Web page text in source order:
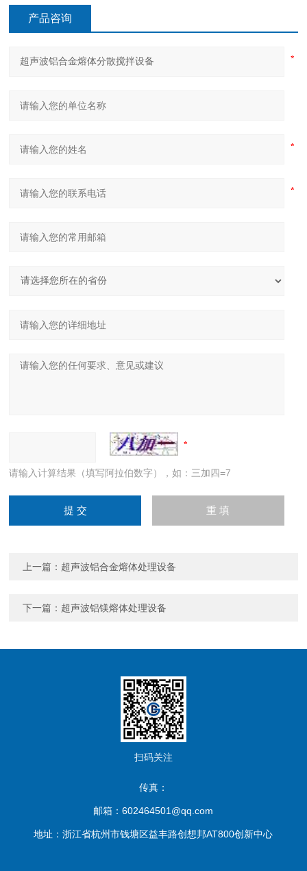
产品咨询
请输入计算结果（填写阿拉伯数字），如：三加四=7
上一篇： 超声波铝合金熔体处理设备
下一篇： 超声波铝镁熔体处理设备
扫码关注
传真：
邮箱：602464501@qq.com
地址：浙江省杭州市钱塘区益丰路创想邦AT800创新中心